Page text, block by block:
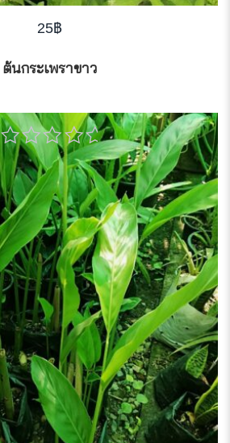
25฿
ต้นกระเพราขาว
0
out
of
5